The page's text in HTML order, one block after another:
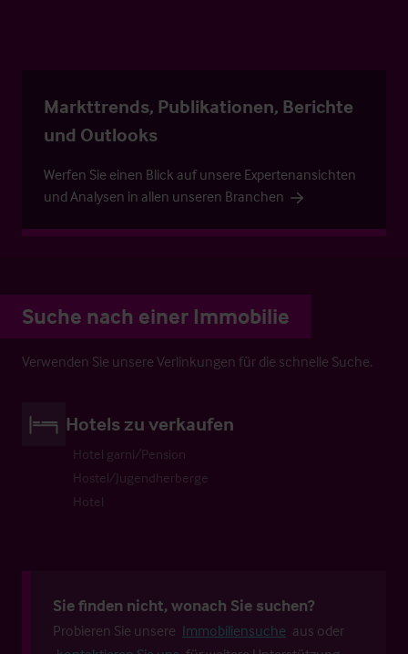
Markttrends, Publikationen, Berichte
und Outlooks
Werfen Sie einen Blick auf unsere Expertenansichten
und Analysen in allen unseren Branchen
Suche nach einer Immobilie
Verwenden Sie unsere Verlinkungen für die schnelle Suche.
Hotels zu verkaufen
Hotel garni/Pension
Hostel/Jugendherberge
Hotel
Sie finden nicht, wonach Sie suchen?
Probieren Sie unsere Immobiliensuche aus oder